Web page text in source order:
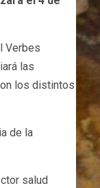
Verbes
las
los distintos
de la
salud